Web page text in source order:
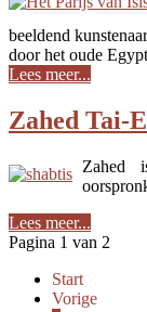
beeldend
door het oude
Lees meer...
Zahed Tai-
Zahed
Lees meer...
Pagina 1 van 2
Start
Vorige